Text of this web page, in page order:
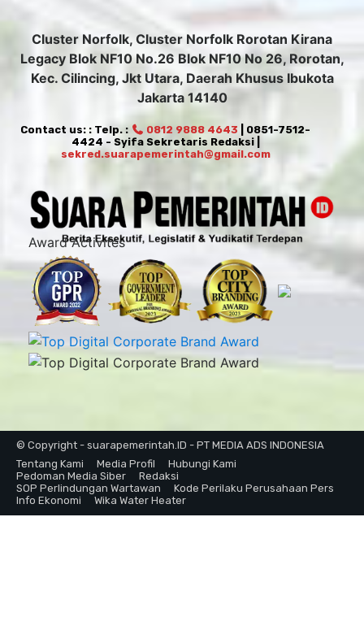
Cluster Norfolk, Cluster Norfolk Rorotan Kirana
Legacy Blok NF10 No.26 Blok NF10 No 26, Rorotan,
Kec. Cilincing, Jkt Utara, Daerah Khusus Ibukota
Jakarta 14140
Contact us: : Telp. : 0812 9888 4643 | 0851-7512-
4424 - Syifa Sekretaris Redaksi |
sekred.suarapemerintah@gmail.com
Award Activites
© Copyright - suarapemerintah.ID - PT MEDIA ADS INDONESIA
Tentang Kami
Media Profil
Hubungi Kami
Pedoman Media Siber
Redaksi
SOP Perlindungan Wartawan
Kode Perilaku Perusahaan Pers
Info Ekonomi
Wika Water Heater